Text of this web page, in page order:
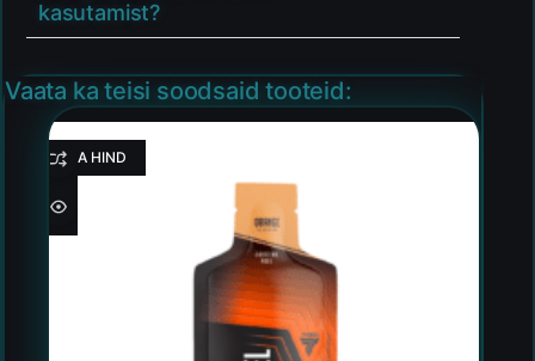
kasutamist?
Vaata ka teisi soodsaid tooteid:
HEA HIND